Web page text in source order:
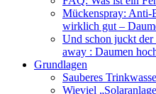
Mückenspray:
wirklich gut –
Und schon juckt
away : Daumen
Grundlagen
Sauberes
Wieviel